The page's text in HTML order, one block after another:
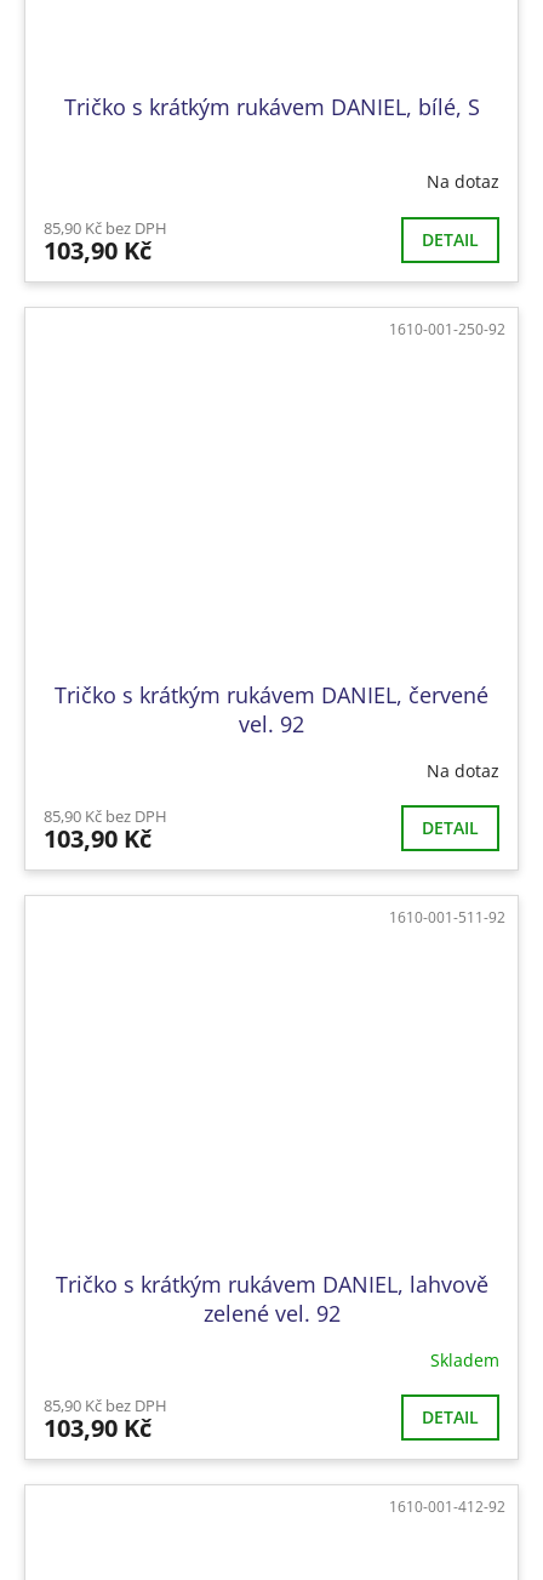
Tričko s krátkým rukávem DANIEL, bílé, S
Na dotaz
85,90 Kč bez DPH
103,90 Kč DETAIL
Tričko s krátkým rukávem DANIEL, červené
vel. 92
Na dotaz
85,90 Kč bez DPH
103,90 Kč DETAIL
1610-001-250-92
Tričko s krátkým rukávem DANIEL, lahvově
zelené vel. 92
Skladem
85,90 Kč bez DPH
103,90 Kč DETAIL
1610-001-511-92
1610-001-412-92